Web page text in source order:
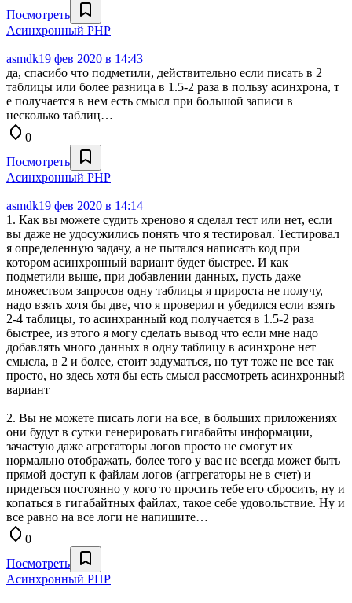
Посмотреть
Aсинхронный PHP
asmdk19 фев 2020 в 14:43
да, спасибо что подметили, действительно если писать в 2
таблицы или более разница в 1.5-2 раза в пользу асинхрона, т
е получается в нем есть смысл при большой записи в
несколько таблиц…
0
Посмотреть
Aсинхронный PHP
asmdk19 фев 2020 в 14:14
1. Как вы можете судить хреново я сделал тест или нет, если
вы даже не удосужились понять что я тестировал. Тестировал
я определенную задачу, а не пытался написать код при
котором асинхронный вариант будет быстрее. И как
подметили выше, при добавлении данных, пусть даже
множеством запросов одну таблицы я прироста не получу,
надо взять хотя бы две, что я проверил и убедился если взять
2-4 таблицы, то асинхранный код получается в 1.5-2 раза
быстрее, из этого я могу сделать вывод что если мне надо
добавлять много данных в одну таблицу в асинхроне нет
смысла, в 2 и более, стоит задуматься, но тут тоже не все так
просто, но здесь хотя бы есть смысл рассмотреть асинхронный
вариант
2. Вы не можете писать логи на все, в больших приложениях
они будут в сутки генерировать гигабайты информации,
зачастую даже агрегаторы логов просто не смогут их
нормально отображать, более того у вас не всегда может быть
прямой доступ к файлам логов (аггрегаторы не в счет) и
придеться постоянно у кого то просить тебе его сбросить, ну и
копаться в гигабайтных файлах, такое себе удовольствие. Ну и
все равно на все логи не напишите…
0
Посмотреть
Aсинхронный PHP